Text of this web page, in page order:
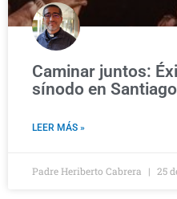
Caminar juntos:
sínodo en Santiago
LEER MÁS »
Padre Heriberto Cabrera 25